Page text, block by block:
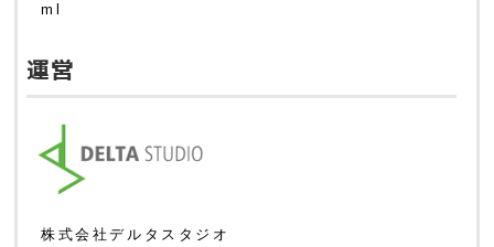
ml
運営
株式会社デルタスタジオ